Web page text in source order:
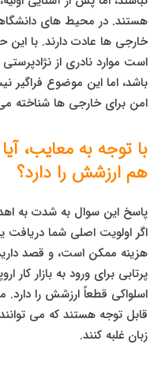
هستند. در محیط های
خارجی ها عادت دارند. با این
است موارد نادری از
باشد، اما این موضوع فراگیر
امن برای خارجی ها شناخته
با توجه به معایب،
هم ارزشش را دارد؟
پاسخ این سوال به شدت به
اگر اولویت اصلی شما دریافت
هزینه ممکن است، و قصد
پرتابی برای ورود به بازار کار
اسلواکی قطعاً ارزشش را
قابل توجه هستند که می
زبان غلبه کنند.